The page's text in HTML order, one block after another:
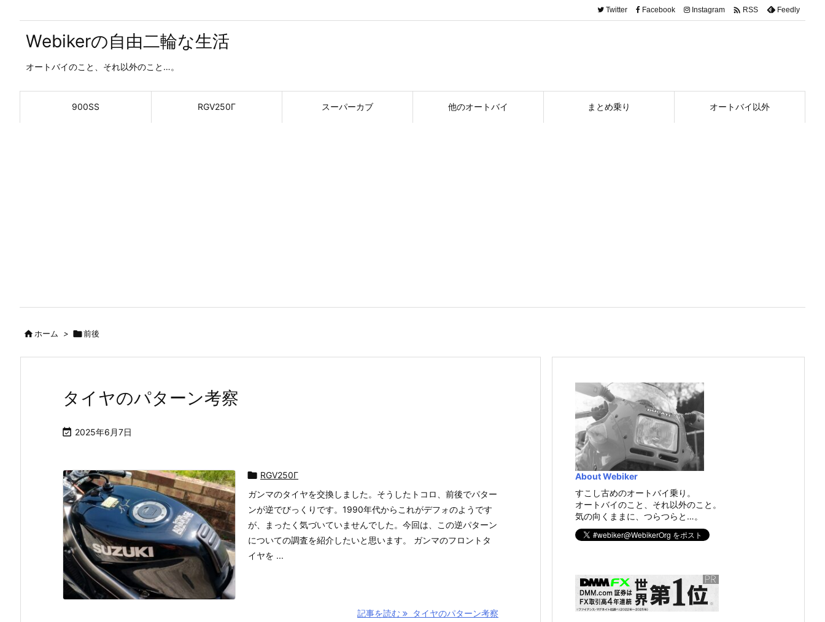
Webikerの自由二輪な生活
オートバイのこと、それ以外のこと…。
900SS RGV250Γ スーパーカブ 他のオートバイ まとめ乗り オートバイ以外
Twitter Facebook Instagram  RSS Feedly
ホーム > 前後
タイヤのパターン考察
 2025年6月7日
 RGV250Γ
ガンマのタイヤを交換しました。そうしたトコロ、前後でパター
ンが逆でびっくりです。1990年代からこれがデフォのようです
が、まったく気づいていませんでした。今回は、この逆パターン
についての調査を紹介したいと思います。 ガンマのフロントタ
イヤを ...
記事を読む タイヤのパターン考察
About Webiker
すこし古めのオートバイ乗り。
オートバイのこと、それ以外のこと。
気の向くままに、つらつらと…。